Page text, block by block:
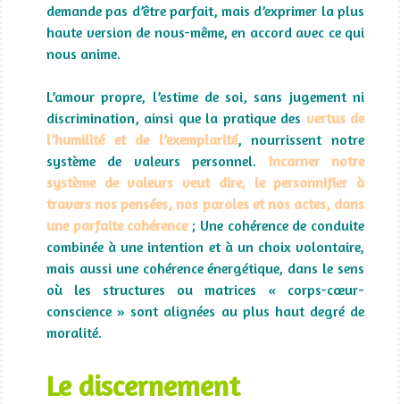
demande pas d’être parfait, mais d’exprimer la plus
haute version de nous-même, en accord avec ce qui
nous anime.
L’amour propre, l’estime de soi, sans jugement ni
discrimination, ainsi que la pratique des vertus de
l’humilité et de l’exemplarité, nourrissent notre
système de valeurs personnel. Incarner notre
système de valeurs veut dire, le personnifier à
travers nos pensées, nos paroles et nos actes, dans
une parfaite cohérence; Une cohérence de conduite
combinée à une intention et à un choix volontaire,
mais aussi une cohérence énergétique, dans le sens
où les structures ou matrices « corps-cœur-
conscience » sont alignées au plus haut degré de
moralité.
Le discernement